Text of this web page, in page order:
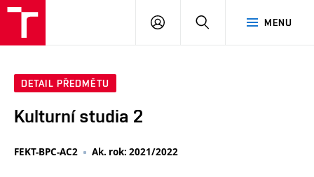
MENU
PŘIHLÁSIT
DETAIL PŘEDMĚTU
Kulturní studia 2
FEKT-BPC-AC2 Ak. rok: 2021/2022